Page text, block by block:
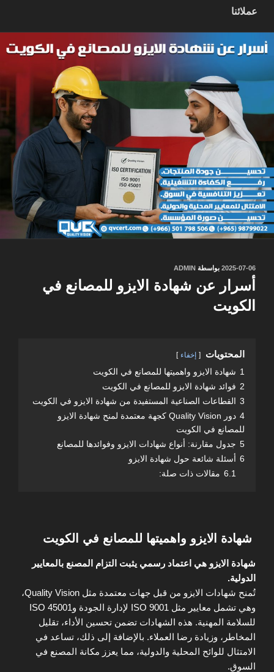
عملائنا
نُشر
في
2025-07-06 بواسطة ADMIN
أسرار عن شهادة الايزو للمصانع في
الكويت
المحتويات إخفاء
1 شهادة الايزو واهميتها للمصانع في الكويت
2 فوائد شهادة الايزو للمصانع في الكويت
3 القطاعات الصناعية المستفيدة من شهادة الايزو في الكويت
4
دور Quality Vision كجهة معتمدة لمنح شهادة الايزو
للمصانع في الكويت
5 جدول مقارنة: أنواع شهادات الايزو وفوائدها للمصانع
6 أسئلة شائعة حول شهادة الايزو
6.1 مقالات ذات صلة:
شهادة الايزو واهميتها للمصانع في الكويت
شهادة الايزو هي اعتماد رسمي يثبت التزام المصنع بالمعايير
الدولية.
تُمنح شهادات الايزو من قبل جهات معتمدة مثل Quality Vision،
وهي تشمل معايير مثل ISO 9001 لإدارة الجودة وISO 45001
للسلامة المهنية. هذه الشهادات تضمن تحسين الأداء، تقليل
المخاطر، وزيادة رضا العملاء. بالإضافة إلى ذلك، تساعد في
الامتثال للوائح المحلية والدولية، مما يعزز مكانة المصنع في
السوق.